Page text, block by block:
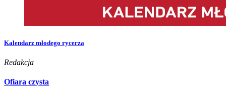
Kalendarz młodego rycerza
Redakcja
Ofiara czysta